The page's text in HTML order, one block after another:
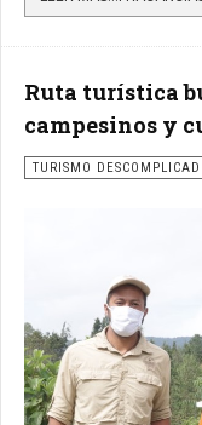
Ruta turística
campesinos y
TURISMO